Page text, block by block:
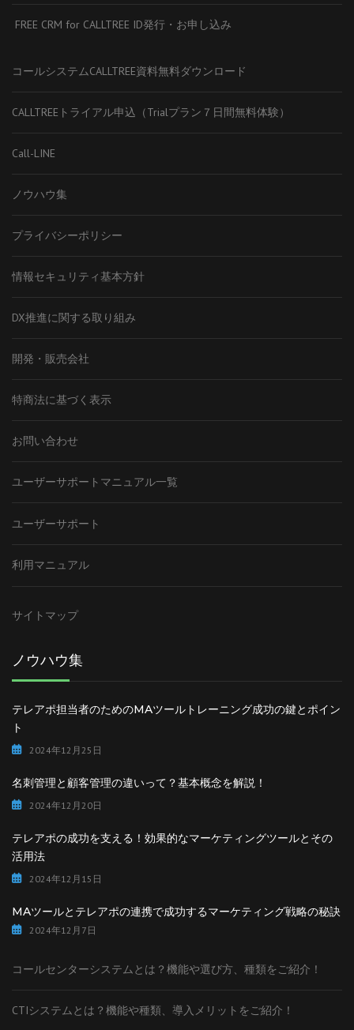
FREE CRM for CALLTREE ID発行・お申し込み
コールシステムCALLTREE資料無料ダウンロード
CALLTREEトライアル申込（Trialプラン７日間無料体験）
Call-LINE
ノウハウ集
プライバシーポリシー
情報セキュリティ基本方針
DX推進に関する取り組み
開発・販売会社
特商法に基づく表示
お問い合わせ
ユーザーサポートマニュアル一覧
ユーザーサポート
利用マニュアル
サイトマップ
ノウハウ集
テレアポ担当者のためのMAツールトレーニング成功の鍵とポイン
ト
2024年12月25日
名刺管理と顧客管理の違いって？基本概念を解説！
2024年12月20日
テレアポの成功を支える！効果的なマーケティングツールとその
活用法
2024年12月15日
MAツールとテレアポの連携で成功するマーケティング戦略の秘訣
2024年12月7日
コールセンターシステムとは？機能や選び方、種類をご紹介！
CTIシステムとは？機能や種類、導入メリットをご紹介！